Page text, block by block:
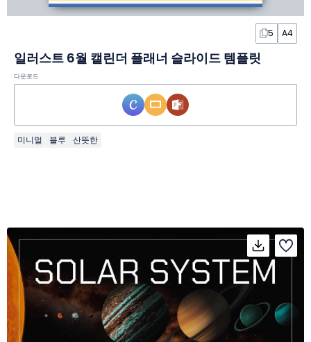
5 A4
일러스트 6월 캘린더 플래너 슬라이드 템플릿
다운로드
미니멀 블루 산뜻한